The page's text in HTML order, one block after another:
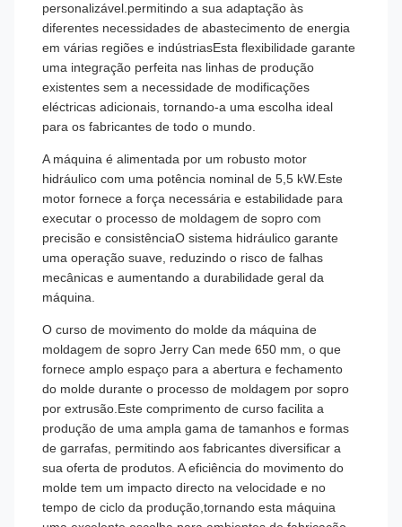
personalizável.permitindo a sua adaptação às
diferentes necessidades de abastecimento de energia
em várias regiões e indústriasEsta flexibilidade garante
uma integração perfeita nas linhas de produção
existentes sem a necessidade de modificações
eléctricas adicionais, tornando-a uma escolha ideal
para os fabricantes de todo o mundo.
A máquina é alimentada por um robusto motor
hidráulico com uma potência nominal de 5,5 kW.Este
motor fornece a força necessária e estabilidade para
executar o processo de moldagem de sopro com
precisão e consistênciaO sistema hidráulico garante
uma operação suave, reduzindo o risco de falhas
mecânicas e aumentando a durabilidade geral da
máquina.
O curso de movimento do molde da máquina de
moldagem de sopro Jerry Can mede 650 mm, o que
fornece amplo espaço para a abertura e fechamento
do molde durante o processo de moldagem por sopro
por extrusão.Este comprimento de curso facilita a
produção de uma ampla gama de tamanhos e formas
de garrafas, permitindo aos fabricantes diversificar a
sua oferta de produtos. A eficiência do movimento do
molde tem um impacto directo na velocidade e no
tempo de ciclo da produção,tornando esta máquina